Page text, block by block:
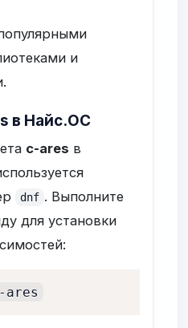
и
в Найс.ОС
c-ares в
dnf . Выполните
для установки
ares